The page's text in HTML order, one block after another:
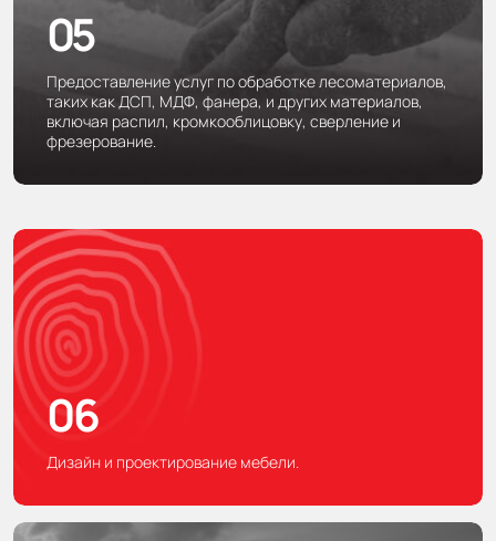
05
Предоставление услуг по обработке лесоматериалов,
таких как ДСП, МДФ, фанера, и других материалов,
включая распил, кромкооблицовку, сверление и
фрезерование.
06
Дизайн и проектирование мебели.